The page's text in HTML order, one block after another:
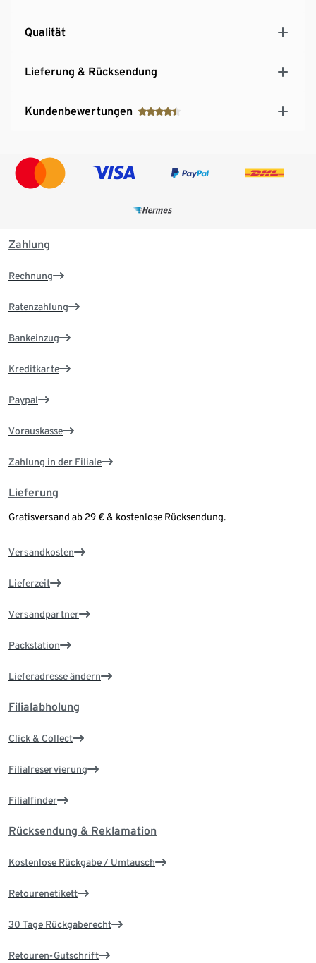
Qualität
Lieferung & Rücksendung
Kundenbewertungen
Zahlung
Rechnung
Ratenzahlung
Bankeinzug
Kreditkarte
Paypal
Vorauskasse
Zahlung in der Filiale
Lieferung
Gratisversand ab 29 € & kostenlose Rücksendung.
Versandkosten
Lieferzeit
Versandpartner
Packstation
Lieferadresse ändern
Filialabholung
Click & Collect
Filialreservierung
Filialfinder
Rücksendung & Reklamation
Kostenlose Rückgabe / Umtausch
Retourenetikett
30 Tage Rückgaberecht
Retouren-Gutschrift